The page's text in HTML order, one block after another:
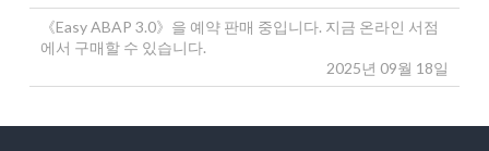
《Easy ABAP 3.0》을 예약 판매 중입니다. 지금 온라인 서점
에서 구매할 수 있습니다.
2025년 09월 18일